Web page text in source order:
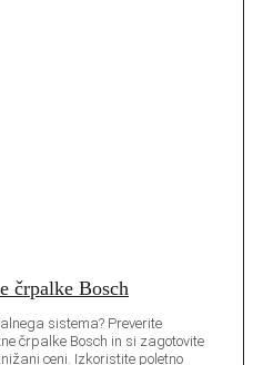
črpalke Bosch
sistema? Preverite
črpalke Bosch in si zagotovite
ceni. Izkoristite poletno